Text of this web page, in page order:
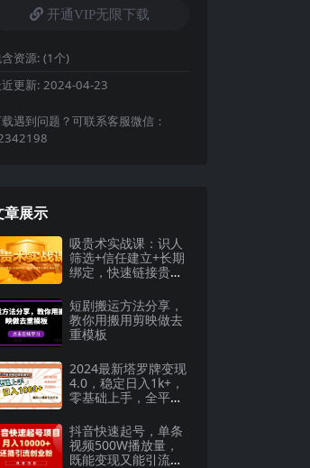
开通VIP无限下载
资源: (1个)
更新: 2024-04-23
遇到问题？可联系客服微信：
章展示
吸贵术实战课：识人
筛选+信任建立+长期
绑定，快速链接贵人
短剧搬运方法分享，
教你用搬用剪映做去
重模板
2024最新塔罗牌变现
4.0，稳定日入1k+，
零基础上手，全平台
抖音快速起号，单条
视频500W播放量，
既能变现又能引流创